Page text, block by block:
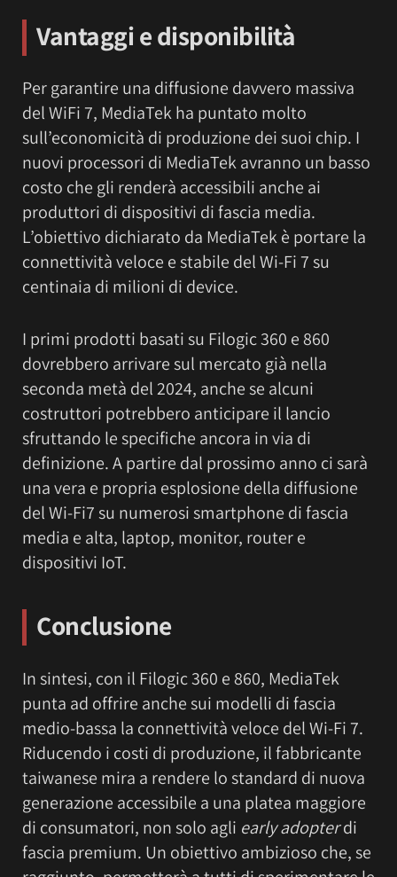
Vantaggi e disponibilità
Per garantire una diffusione davvero massiva
del WiFi 7, MediaTek ha puntato molto
sull’economicità di produzione dei suoi chip. I
nuovi processori di MediaTek avranno un basso
costo che gli renderà accessibili anche ai
produttori di dispositivi di fascia media.
L’obiettivo dichiarato da MediaTek è portare la
connettività veloce e stabile del Wi-Fi 7 su
centinaia di milioni di device.
I primi prodotti basati su Filogic 360 e 860
dovrebbero arrivare sul mercato già nella
seconda metà del 2024, anche se alcuni
costruttori potrebbero anticipare il lancio
sfruttando le specifiche ancora in via di
definizione. A partire dal prossimo anno ci sarà
una vera e propria esplosione della diffusione
del Wi-Fi7 su numerosi smartphone di fascia
media e alta, laptop, monitor, router e
dispositivi IoT.
Conclusione
In sintesi, con il Filogic 360 e 860, MediaTek
punta ad offrire anche sui modelli di fascia
medio-bassa la connettività veloce del Wi-Fi 7.
Riducendo i costi di produzione, il fabbricante
taiwanese mira a rendere lo standard di nuova
generazione accessibile a una platea maggiore
di consumatori, non solo agli early adopterdi
fascia premium. Un obiettivo ambizioso che, se